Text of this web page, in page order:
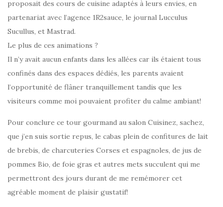
proposait des cours de cuisine adaptés à leurs envies, en
partenariat avec l’agence 1R2sauce, le journal Lucculus
Sucullus, et Mastrad.
Le plus de ces animations ?
Il n’y avait aucun enfants dans les allées car ils étaient tous
confinés dans des espaces dédiés, les parents avaient
l’opportunité de flâner tranquillement tandis que les
visiteurs comme moi pouvaient profiter du calme ambiant!
Pour conclure ce tour gourmand au salon Cuisinez, sachez,
que j’en suis sortie repus, le cabas plein de confitures de lait
de brebis, de charcuteries Corses et espagnoles, de jus de
pommes Bio, de foie gras et autres mets succulent qui me
permettront des jours durant de me remémorer cet
agréable moment de plaisir gustatif!